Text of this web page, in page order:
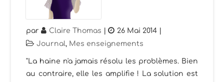
par Claire Thomas | 26 Mai 2014
Journal, Mes enseignements
"La haine n'a jamais résolu les problèmes. Bien
au contraire, elle les amplifie ! La solution est